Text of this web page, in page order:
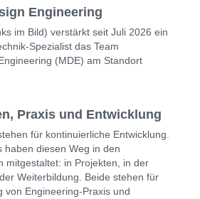
Engineering
im Bild) verstärkt seit Juli 2026 ein
Spezialist das Team
(MDE) am Standort
Praxis und Entwicklung
für kontinuierliche Entwicklung.
haben diesen Weg in den
mitgestaltet: in Projekten, in der
Weiterbildung. Beide stehen für
von Engineering-Praxis und